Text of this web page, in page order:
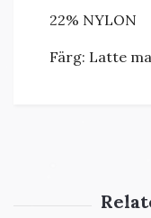
22% NYLON
Färg: Latte